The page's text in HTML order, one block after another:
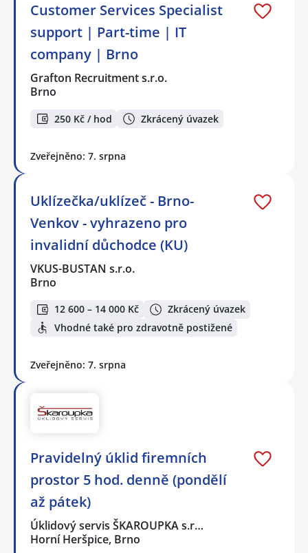
Customer Services Specialist
support | Part-time | IT
company | Brno
Grafton Recruitment s.r.o.
Brno
250 Kč / hod Zkrácený úvazek
Zveřejněno: 7. srpna
Uklízečka/uklízeč - Brno-
Venkov - vyhrazeno pro
invalidní důchodce (KU)
VKUS-BUSTAN s.r.o.
Brno
12 600 – 14 000 Kč
Zkrácený úvazek
Vhodné také pro zdravotně postižené
Zveřejněno: 7. srpna
Pravidelný úklid firemních
prostor 5 hod. denně (pondělí
až pátek)
Úklidový servis ŠKAROUPKA s.r…
Horní Heršpice, Brno